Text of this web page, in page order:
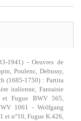
1941) - Oeuvres de
Poulenc, Debussy,
(1685-1750) : Partita
italienne, Fantaisie
et Fugue BWV 565,
1061 - Wolfgang
et n°10, Fugue K.426,